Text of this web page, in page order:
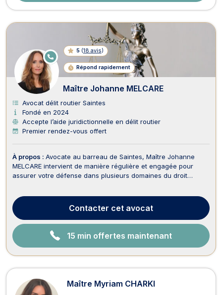
5 (18 avis)
Répond rapidement
E
N
LI
G
N
E
Maître Johanne MELCARE
Avocat délit routier Saintes
Fondé en 2024
Accepte l’aide juridictionnelle en délit routier
Premier rendez-vous offert
À propos : Avocate au barreau de Saintes, Maître Johanne
MELCARE intervient de manière régulière et engagée pour
assurer votre défense dans plusieurs domaines du droit
accompagne ses clients avec une approche ...
Contacter cet avocat
15 min offertes maintenant
Maître Myriam CHARKI